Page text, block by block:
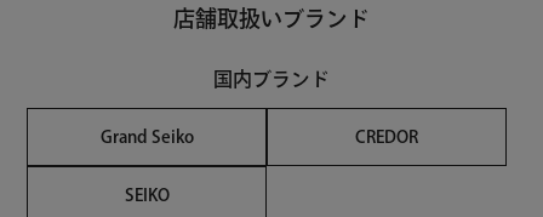
店舗取扱いブランド
国内ブランド
Grand Seiko CREDOR
SEIKO